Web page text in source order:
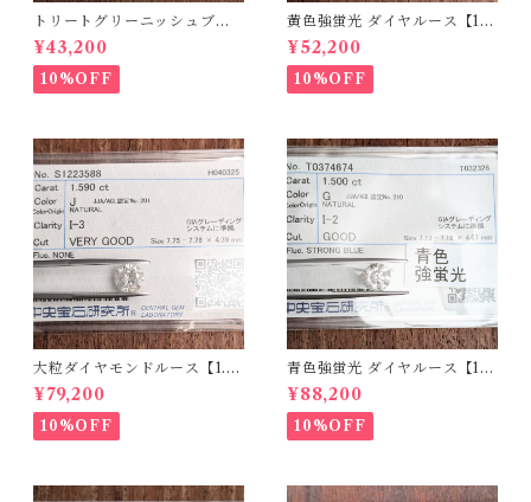
トリートグリーニッシュブル
ーダイヤルース【0.234ct】P
RO206812
¥43,200
10%OFF
黄色強蛍光 ダイヤルース【1.0
98ct】PRO208215
¥52,200
10%OFF
大粒ダイヤモンドルース【1.5
90ct】PRO207355
¥79,200
10%OFF
青色強蛍光 ダイヤルース【1.5
00ct】PRO208926
¥88,200
10%OFF